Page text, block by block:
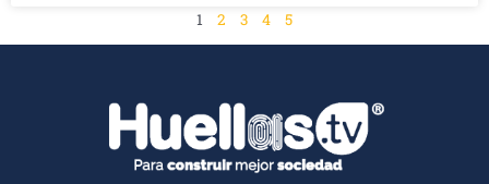
1 2 3 4 5